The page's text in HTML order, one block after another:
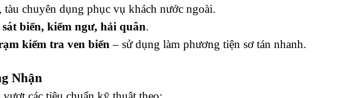
, tàu chuyên dụng phục vụ khách nước ngoài.
biển, kiểm ngư, hải quân.
kiểm tra ven biển– sử dụng làm phương tiện sơ tán nhanh.
Nhận